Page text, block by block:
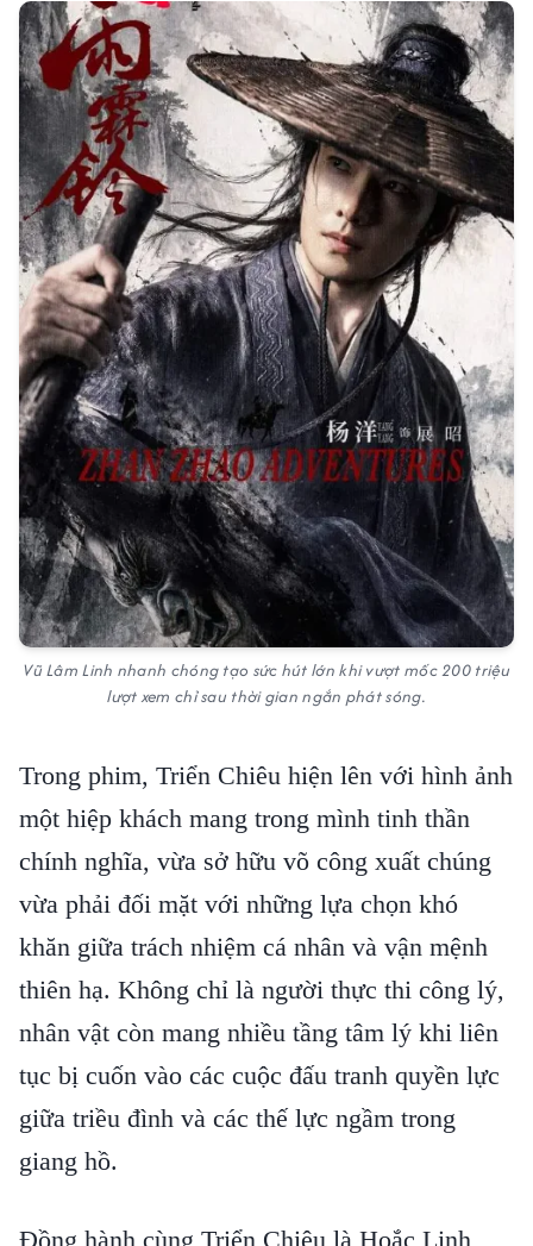
Vũ Lâm Linh nhanh chóng tạo sức hút lớn khi vượt mốc 200 triệu
lượt xem chỉ sau thời gian ngắn phát sóng.
Trong phim, Triển Chiêu hiện lên với hình ảnh
một hiệp khách mang trong mình tinh thần
chính nghĩa, vừa sở hữu võ công xuất chúng
vừa phải đối mặt với những lựa chọn khó
khăn giữa trách nhiệm cá nhân và vận mệnh
thiên hạ. Không chỉ là người thực thi công lý,
nhân vật còn mang nhiều tầng tâm lý khi liên
tục bị cuốn vào các cuộc đấu tranh quyền lực
giữa triều đình và các thế lực ngầm trong
giang hồ.
Đồng hành cùng Triển Chiêu là Hoắc Linh